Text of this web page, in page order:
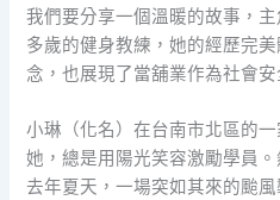
我們要分享一個溫暖的故事，
多歲的健身教練，她的經歷完
念，也展現了當舖業作為社會安
小琳（化名）在台南市北區的
她，總是用陽光笑容激勵學員
去年夏天，一場突如其來的颱